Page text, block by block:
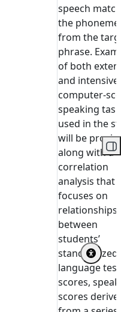
speech match
the
from the
phrase.
of both
and intensive
computer-
speaking
used in the
will be
along with a
correlation
analysis that
focuses on
relationships
between
students’
standardized
language test
scores,
scores